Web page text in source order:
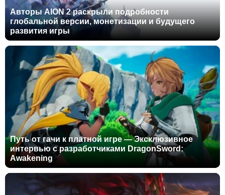
Авторы AION 2 раскрыли подробности
глобальной версии, монетизации и будущего
развития игры
Путь от гачи к платной игре — Эксклюзивное
интервью с разработчиками DragonSword:
Awakening